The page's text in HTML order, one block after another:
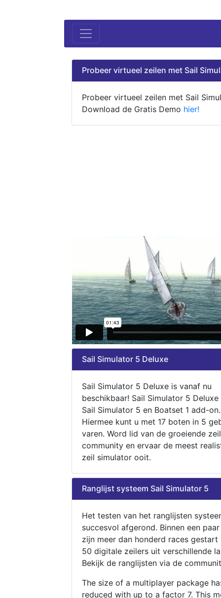
Probeer virtueel zeilen met Sail
Probeer virtueel zeilen met Sail
Download de Gratis Demo hier!
Sail Simulator 5 Deluxe
Sail Simulator 5 Deluxe is vanaf nu
beschikbaar! Sail Simulator 5
Sail Simulator 5 en Boatset 1 add-on.
Hiermee kunt u met 17 boten in 5
varen. Word lid van de groeiende zeil
community en ervaar de meest
zeil simulator ooit.
Ranglijst systeem Sail Simulator 5
Het testen van het ranglijsten
succesvol afgerond. Binnen een
zijn meer dan honderd races gestart
50 digitale zeilers uit verschillende
Bekijk de ranglijsten via de
The size of a multiplayer package
reduced with up to a factor 7. This